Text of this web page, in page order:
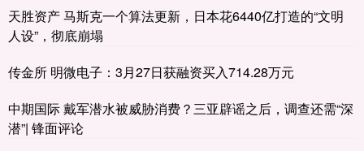
天胜资产 马斯克一个算法更新，日本花6440亿打造的“文明
人设”，彻底崩塌
传金所 明微电子：3月27日获融资买入714.28万元
中期国际 戴军潜水被威胁消费？三亚辟谣之后，调查还需“深
潜”| 锋面评论